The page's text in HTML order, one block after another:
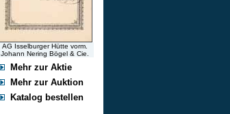
AG Isselburger Hütte vorm.
Johann Nering Bögel & Cie.
Mehr zur Aktie
Mehr zur Auktion
Katalog bestellen